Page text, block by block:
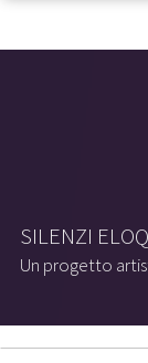
SILENZI
Un progetto